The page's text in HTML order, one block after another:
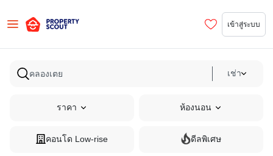
เข้าสู่ระบบ
เช่า
ราคา ห้องนอน
คอนโด Low-rise ดีลพิเศษ